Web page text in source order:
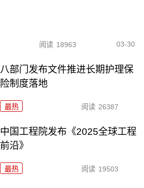
阅读 18963 03-30
八部门发布文件推进长期护理保
险制度落地
最热 阅读 26387
中国工程院发布《2025全球工程
前沿》
最热 阅读 19503